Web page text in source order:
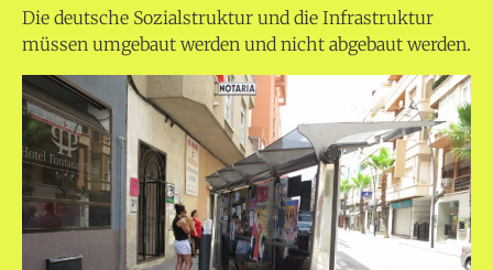
Die deutsche Sozialstruktur und die Infrastruktur
müssen umgebaut werden und nicht abgebaut werden.